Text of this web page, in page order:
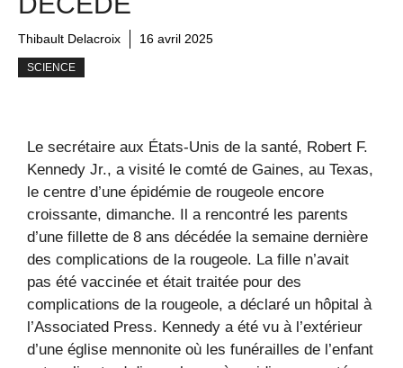
Thibault Delacroix 16 avril 2025
SCIENCE
Le secrétaire aux États-Unis de la santé, Robert F.
Kennedy Jr., a visité le comté de Gaines, au Texas,
le centre d’une épidémie de rougeole encore
croissante, dimanche. Il a rencontré les parents
d’une fillette de 8 ans décédée la semaine dernière
des complications de la rougeole. La fille n’avait
pas été vaccinée et était traitée pour des
complications de la rougeole, a déclaré un hôpital à
l’Associated Press. Kennedy a été vu à l’extérieur
d’une église mennonite où les funérailles de l’enfant